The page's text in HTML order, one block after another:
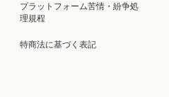
プラットフォーム苦情・紛争処
理規程
特商法に基づく表記